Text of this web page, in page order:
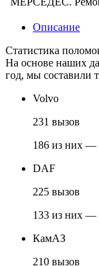
Описание
Статистика
На основе наших
год, мы составили
Volvo
231 вызов
186 из них —
DAF
225 вызов
133 из них —
КамАЗ
210 вызов